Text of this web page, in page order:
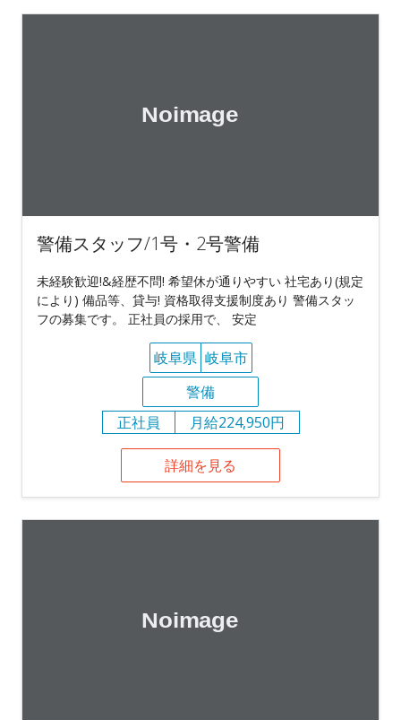
警備スタッフ/1号・2号警備
未経験歓迎!&経歴不問! 希望休が通りやすい 社宅あり(規定
により) 備品等、貸与! 資格取得支援制度あり 警備スタッ
フの募集です。 正社員の採用で、 安定
岐阜県 岐阜市
警備
正社員
月給224,950円
詳細を見る